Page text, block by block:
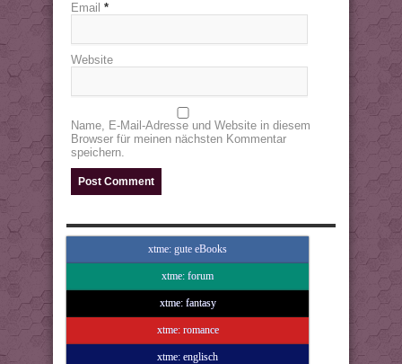
Email *
Website
Name, E-Mail-Adresse und Website in diesem
Browser für meinen nächsten Kommentar
speichern.
xtme: gute eBooks
xtme: forum
xtme: fantasy
xtme: romance
xtme: englisch